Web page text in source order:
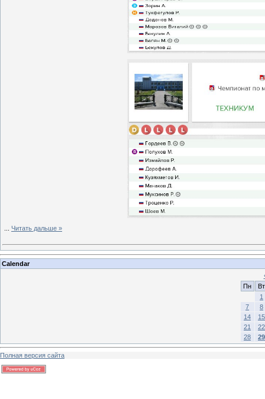
Читать дальше »
Calendar
Пн
Вт
1
7
8
14
15
21
22
28
29
Полная версия сайта